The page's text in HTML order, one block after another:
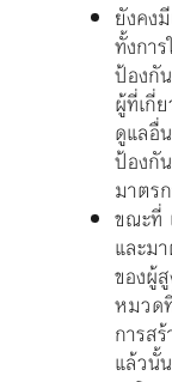
ยังคง
ทั้งกา
ป้องกั
ผู้ที่เกี่
ดูแลอื่
ป้องกั
มาตร
ขณะที่
และม
ของผู้
หมวด
การส
แล้วนั้